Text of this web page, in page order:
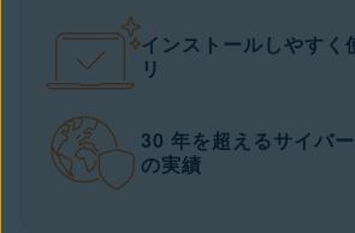
インストールしやすく
リ
30 年を超えるサイバ
の実績